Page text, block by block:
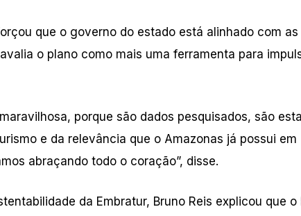
que o governo do estado está alinhado com as
o plano como mais uma ferramenta para
porque são dados pesquisados, são
e da relevância que o Amazonas já possui em
abraçando todo o coração”, disse.
da Embratur, Bruno Reis explicou que o